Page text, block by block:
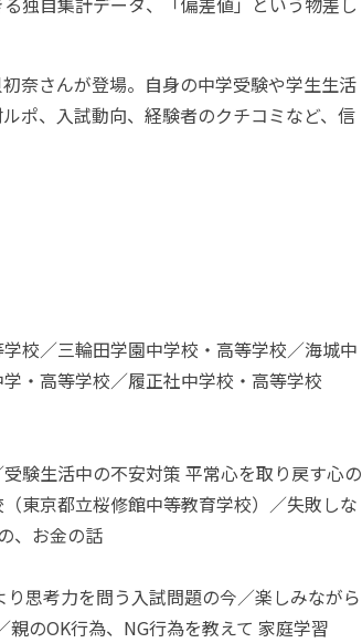
奈さんが登場。自身の中学受験や学生生活
ポ、入試動向、経験者のクチコミなど、信
校／三輪田学園中学校・高等学校／海城中
・高等学校／履正社中学校・高等学校
験生活中の不安対策 平常心を取り戻す心の
東京都立桜修館中等教育学校）／失敗しな
、お金の話
思考力を問う入試問題の今／楽しみながら
のOK行為、NG行為を教えて 家庭学習